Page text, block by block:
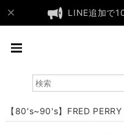
LINE追加で
【80's~90's】FRED